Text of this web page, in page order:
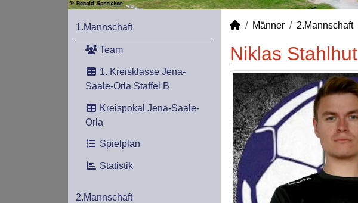
1.Mannschaft
Team
1. Kreisklasse Jena-
Saale-Orla Staffel B
Kreispokal Jena-Saale-
Orla
Spielplan
Statistik
2.Mannschaft
Männer 2.Mannschaft
Niklas Stahlhut